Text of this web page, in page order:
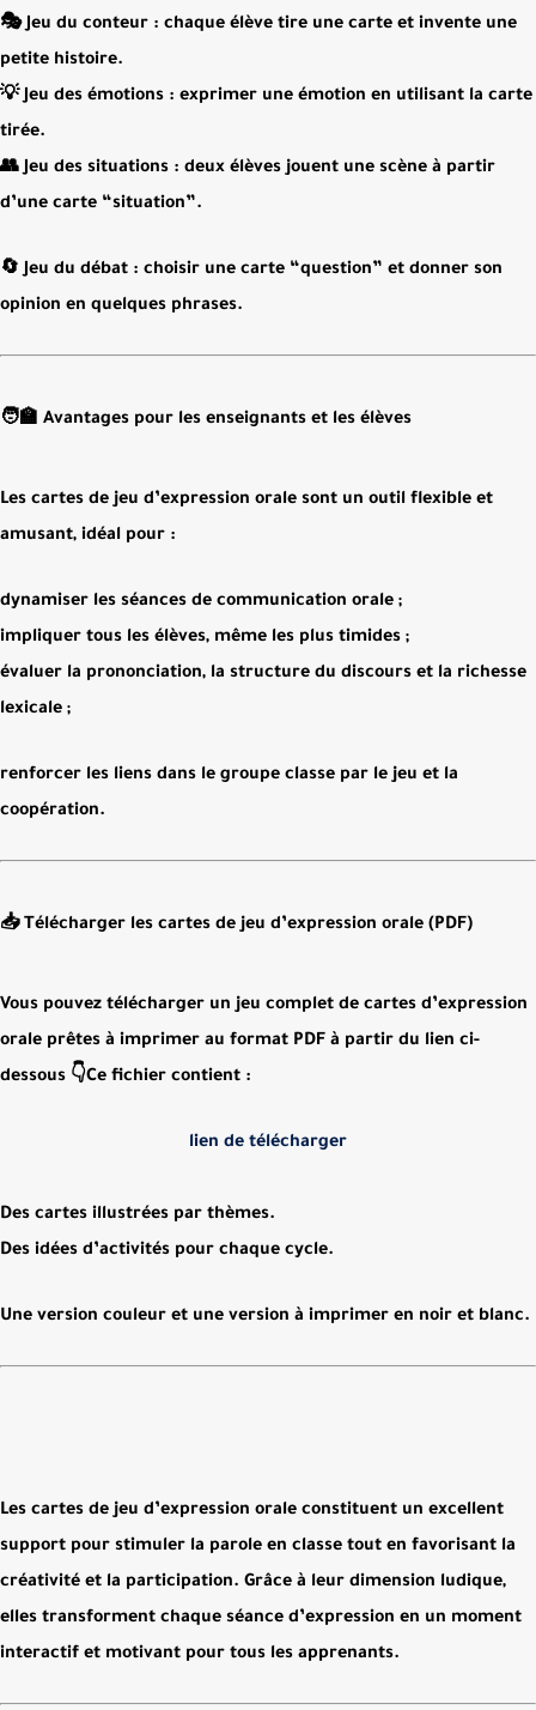
🎭Jeu du conteur : chaque élève tire une carte et invente une
petite histoire.
💡Jeu des émotions : exprimer une émotion en utilisant la carte
tirée.
👥Jeu des situations : deux élèves jouent une scène à partir
d’une carte “situation”.
🔄Jeu du débat : choisir une carte “question” et donner son
opinion en quelques phrases.
🧑‍🏫 Avantages pour les enseignants et les élèves
Les cartes de jeu d’expression orale sont un outil flexible et
amusant, idéal pour :
dynamiser les séances de communication orale ;
impliquer tous les élèves, même les plus timides ;
évaluer la prononciation, la structure du discours et la richesse
lexicale ;
renforcer les liens dans le groupe classe par le jeu et la
coopération.
📥 Télécharger les cartes de jeu d’expression orale (PDF)
Vous pouvez télécharger un jeu complet de cartes d’expression
orale prêtes à imprimer au format PDF à partir du lien ci-
dessous 👇Ce fichier contient :
lien de télécharger
Des cartes illustrées par thèmes.
Des idées d’activités pour chaque cycle.
Une version couleur et une version à imprimer en noir et blanc.
Les cartes de jeu d’expression orale constituent un excellent
support pour stimuler la parole en classe tout en favorisant la
créativité et la participation. Grâce à leur dimension ludique,
elles transforment chaque séance d’expression en un moment
interactif et motivant pour tous les apprenants.